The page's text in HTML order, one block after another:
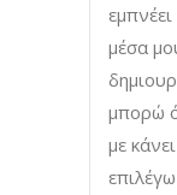
μέσα
μπορώ
με